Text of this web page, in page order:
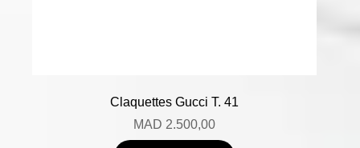
Claquettes Gucci T. 41
MAD 2.500,00